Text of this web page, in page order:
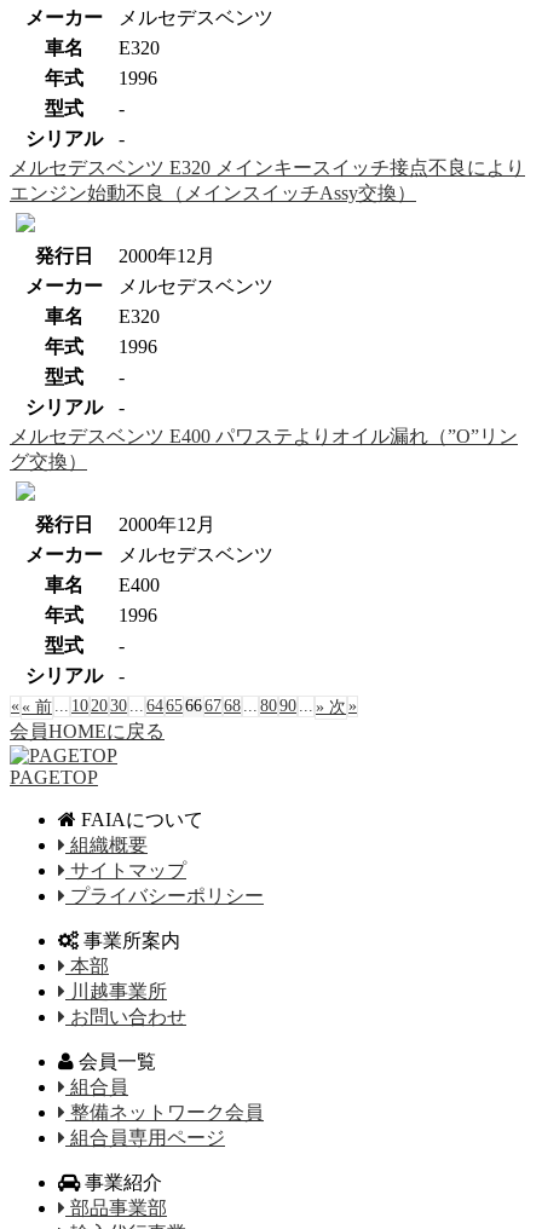
メーカー
メルセデスベンツ
車名
E320
年式
1996
型式
-
シリアル
-
メルセデスベンツ E320 メインキースイッチ接点不良により
エンジン始動不良（メインスイッチAssy交換）
発行日
2000年12月
メーカー
メルセデスベンツ
車名
E320
年式
1996
型式
-
シリアル
-
メルセデスベンツ E400 パワステよりオイル漏れ（”O”リン
グ交換）
発行日
2000年12月
メーカー
メルセデスベンツ
車名
E400
年式
1996
型式
-
シリアル
-
«« 前 ... 102030 ... 6465666768 ... 8090 ... » 次 »
会員HOMEに戻る
PAGETOP
FAIAについて
組織概要
サイトマップ
プライバシーポリシー
事業所案内
本部
川越事業所
お問い合わせ
会員一覧
組合員
整備ネットワーク会員
組合員専用ページ
事業紹介
部品事業部